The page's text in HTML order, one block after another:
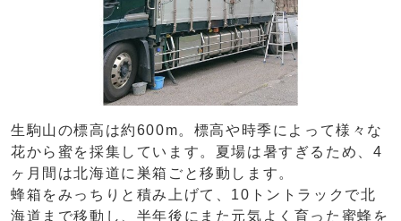
生駒山の標高は約600m。標高や時季によって様々な
花から蜜を採集しています。夏場は暑すぎるため、4
ヶ月間は北海道に巣箱ごと移動します。
蜂箱をみっちりと積み上げて、10トントラックで北
海道まで移動し、半年後にまた元気よく育った蜜蜂を